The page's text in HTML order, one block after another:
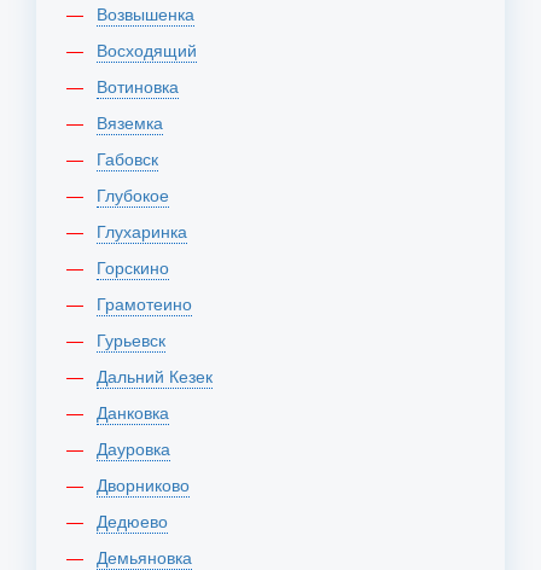
Возвышенка
Восходящий
Вотиновка
Вяземка
Габовск
Глубокое
Глухаринка
Горскино
Грамотеино
Гурьевск
Дальний Кезек
Данковка
Дауровка
Дворниково
Дедюево
Демьяновка